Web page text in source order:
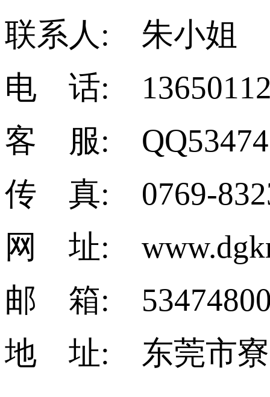
联系人: 朱小姐
电 话:
客 服:
传 真: 0769-
网 址:
邮 箱:
地 址: 东莞市寮